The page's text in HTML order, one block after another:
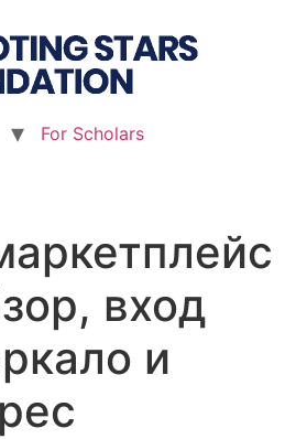
For Scholars
вход
и